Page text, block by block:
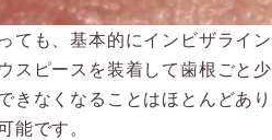
ても、基本的にインビザライン
スピースを装着して歯根ごと少
きなくなることはほとんどあり
能です。